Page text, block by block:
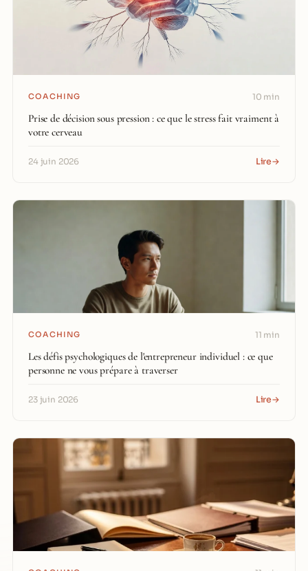
COACHING 10 min
Prise de décision sous pression : ce que le stress fait vraiment à
votre cerveau
24 juin 2026 Lire→
COACHING 11 min
Les défis psychologiques de l'entrepreneur individuel : ce que
personne ne vous prépare à traverser
23 juin 2026 Lire→